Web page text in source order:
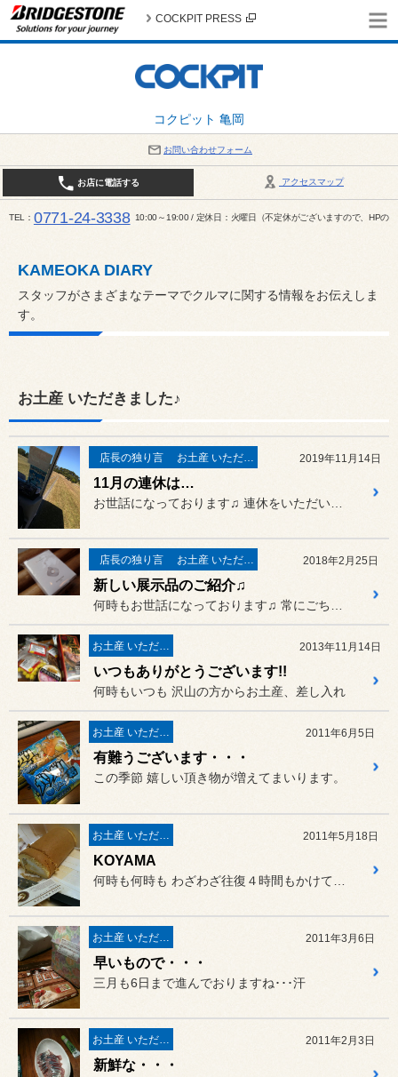
コクピット 亀岡
COCKPIT PRESS
お問い合わせフォーム
アクセスマップ
お店に電話する
TEL 0771-24-3338 10:00～19:00 / 定休日：火曜日（不定休がございますので、HPの
KAMEOKA DIARY
スタッフがさまざまなテーマでクルマに関する情報をお伝えしま
す。
お土産 いただきました♪
店長の独り言 お土産 いただきました♪ 2019年11月14日
11月の連休は…
店長の独り言 お土産 いただきました♪ 2018年2月25日
新しい展示品のご紹介♫
何時もお世話になっております♫ 常にごちゃごちゃしている店内に
お土産 いただきました♪ 2013年11月14日
いつもありがとうございます!!
何時もいつも 沢山の方からお土産、差し入れ
お土産 いただきました♪ 2011年6月5日
有難うございます・・・
この季節 嬉しい頂き物が増えてまいります。
2011年5月18日
KOYAMA
2011年3月6日
早いもので・・・
三月も6日まで進んでおりますね･･･汗
お土産 いただきました♪ 2011年2月3日
新鮮な・・・